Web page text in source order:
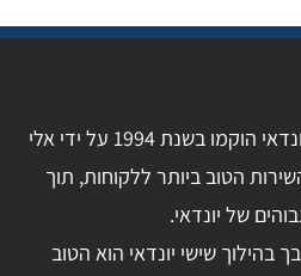
מרכזי השירות הילוך שישי יונדאי הוקמו בשנת 1994 על ידי אלי
הטוב ביותר ללקוחות, תוך
של יונדאי.
שישי יונדאי הוא הטוב